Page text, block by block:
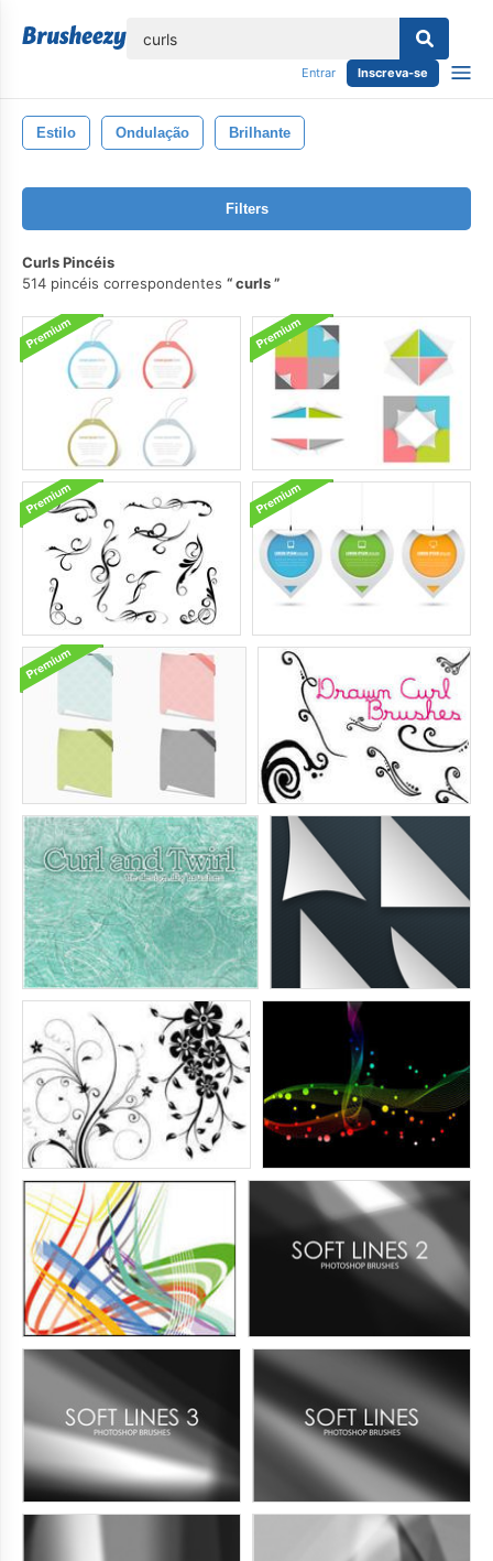
Entrar Inscreva-se
Estilo Ondulação Brilhante
Filters
Curls Pincéis
514 pincéis correspondentes
curls